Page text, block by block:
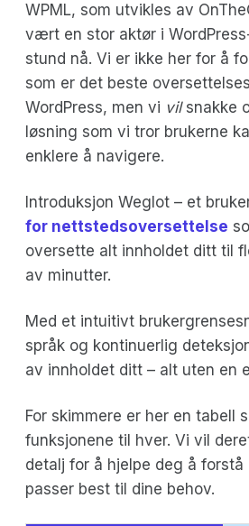
WPML, som utvikles av
vært en stor aktør i
stund nå. Vi er ikke her for å
som er det beste
WordPress, men vi vilsnakke
løsning som vi tror brukerne
enklere å navigere.
Introduksjon Weglot – et
for nettstedsoversettelse
oversette alt innholdet ditt til
av minutter.
Med et intuitivt
språk og kontinuerlig
av innholdet ditt – alt uten en
For skimmere er her en tabell
funksjonene til hver. Vi vil
detalj for å hjelpe deg å forstå
passer best til dine behov.